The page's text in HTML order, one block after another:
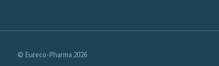
© Eureco-Pharma 2026